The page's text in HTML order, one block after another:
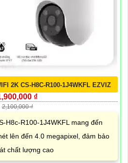
2K CS-H8C-R100-1J4WKFL EZVIZ
₫
2,100,000 ₫
H8c-R100-1J4WKFL mang đến
lên đến 4.0 megapixel, đảm bảo
chất lượng cao